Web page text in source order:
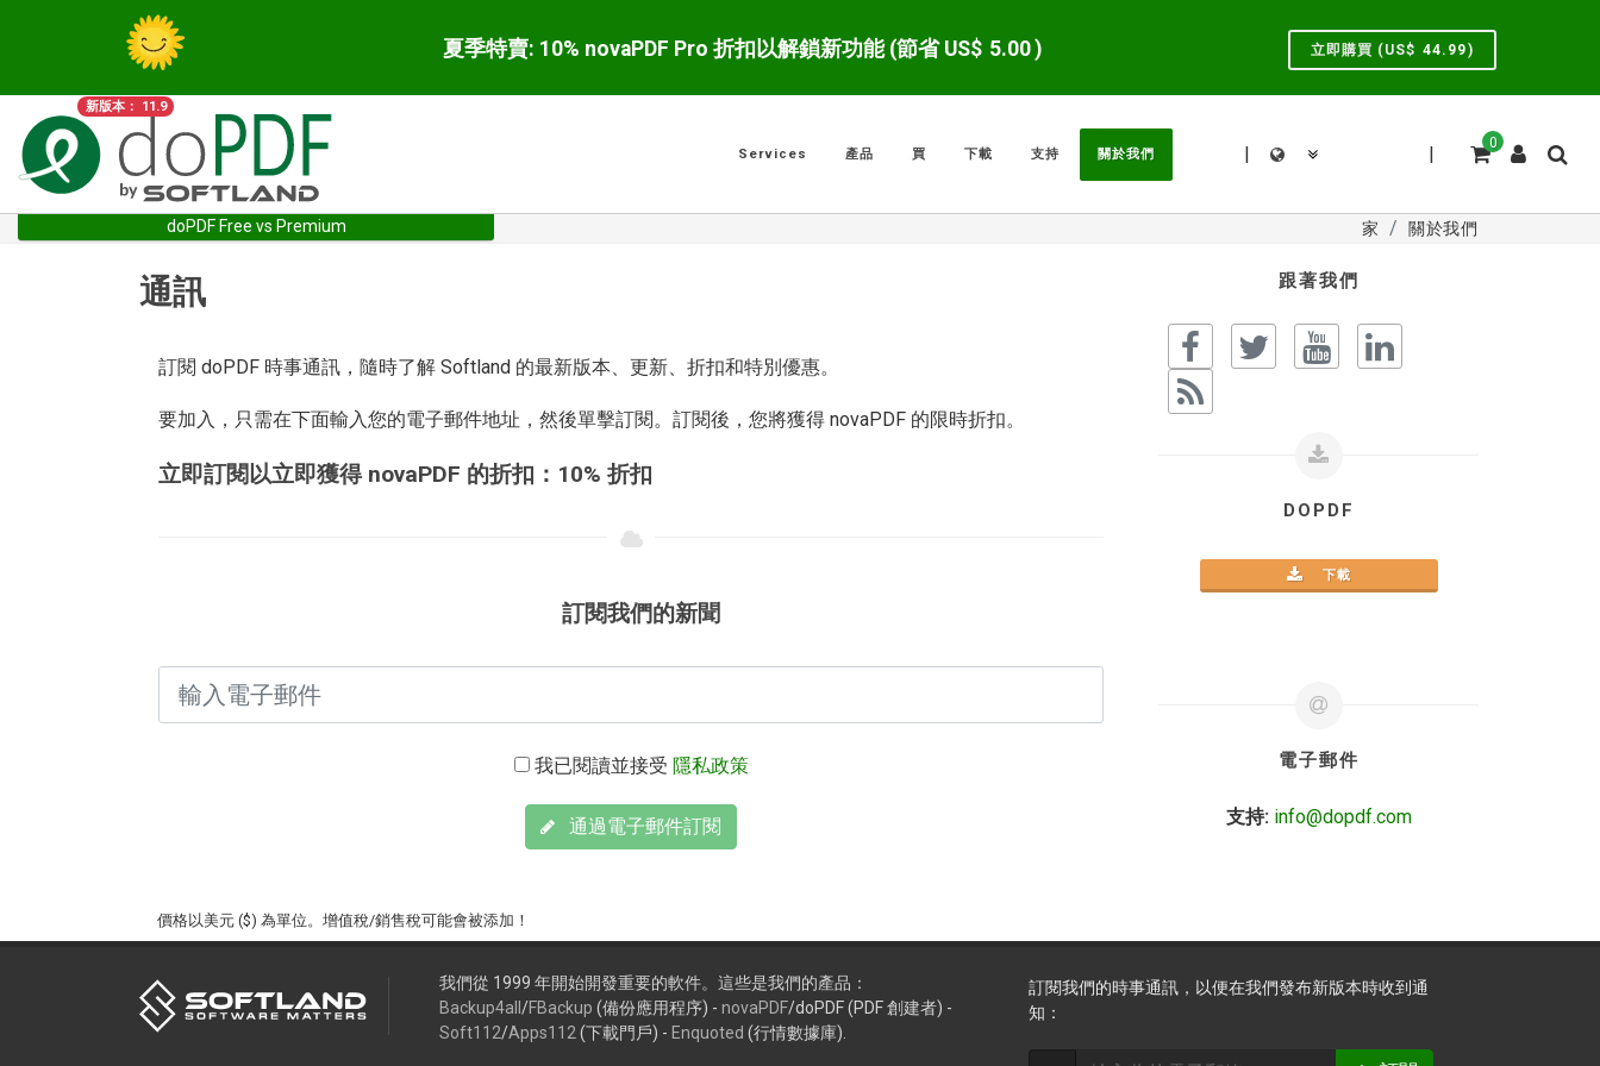
夏季特賣: 10% novaPDF Pro 折扣以解鎖新功能 (節省 US$ 5.00 ) 立即購買 (US$ 44.99)
新版本： 11.9
0
|
|
Services 產品 買 下載 支持 關於我們
doPDF Free vs Premium 家 關於我們
通訊
訂閱 doPDF 時事通訊，隨時了解 Softland 的最新版本、更新、折扣和特別優惠。
要加入，只需在下面輸入您的電子郵件地址，然後單擊訂閱。訂閱後，您將獲得 novaPDF 的限時折扣。
立即訂閱以立即獲得 novaPDF 的折扣：10% 折扣
訂閱我們的新聞
我已閱讀並接受 隱私政策
通過電子郵件訂閱
跟著我們
DOPDF
下載
電子郵件
支持: info@dopdf.com
價格以美元 ($) 為單位。增值稅/銷售稅可能會被添加！
我們從 1999 年開始開發重要的軟件。這些是我們的產品：
Backup4all /FBackup (備份應用程序) - novaPDF/doPDF (PDF 創建者) -
Soft112/Apps112 (下載門戶) - Enquoted (行情數據庫).
訂閱我們的時事通訊，以便在我們發布新版本時收到通
知：